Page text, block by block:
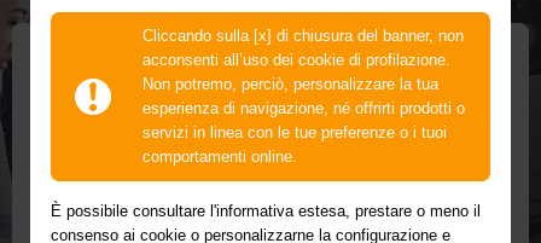
Cliccando sulla [x] di chiusura del banner, non
acconsenti all’uso dei cookie di profilazione.
Non potremo, perciò, personalizzare la tua
esperienza di navigazione, né offrirti prodotti o
servizi in linea con le tue preferenze o i tuoi
comportamenti online.
È possibile consultare l'informativa estesa, prestare o meno il
consenso ai cookie o personalizzarne la configurazione e
Startup Initiative
Partecipazione gratuita per le startup
Il programma di accelerazione internazionale di Intesa